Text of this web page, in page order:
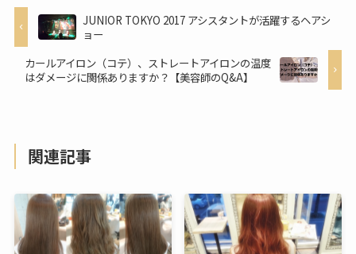
JUNIOR TOKYO 2017 アシスタントが活躍するヘアシ
ョー
カールアイロン（コテ）、ストレートアイロンの温度
はダメージに関係ありますか？【美容師のQ&A】
関連記事